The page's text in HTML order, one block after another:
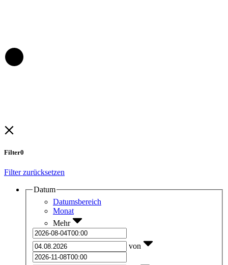
Filter0
Filter zurücksetzen
Datum
Datumsbereich
Monat
Mehr
von